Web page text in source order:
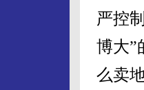
严控
博大”
么卖